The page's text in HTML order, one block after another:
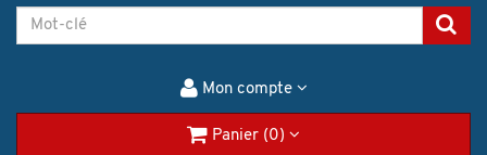
Mon compte
Panier (0)